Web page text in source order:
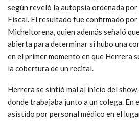
según reveló la autopsia ordenada
Fiscal. El resultado fue confirmado
Micheltorena, quien además señaló
abierta para determinar si hubo una
en el primer momento en que Herrera
la cobertura de un recital.
Herrera se sintió mal al inicio del show
donde trabajaba junto a un colega. En
asistido por personal médico en el